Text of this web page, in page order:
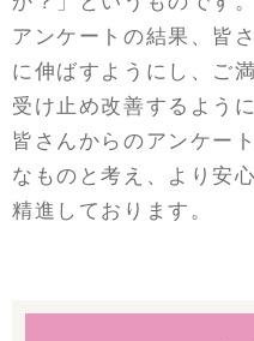
アンケートの結果、皆
に伸ばすようにし、ご
受け止め改善するよう
皆さんからのアンケー
なものと考え、より安
精進しております。